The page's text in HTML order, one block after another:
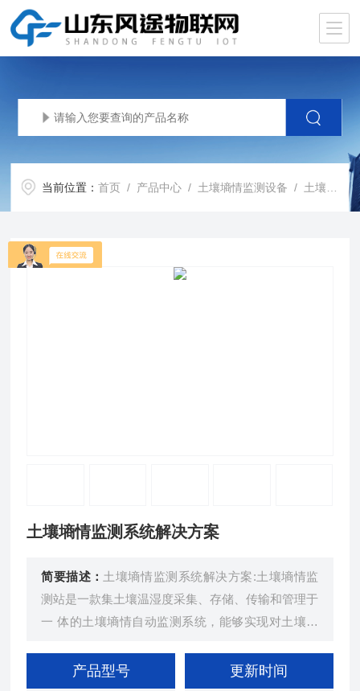
当前位置：首页 / 产品中心 / 土壤墒情监测设备 / 土壤墒情监测站
土壤墒情监测系统解决方案
简要描述： 土壤墒情监测系统解决方案:土壤墒情监
测站是一款集土壤温湿度采集、存储、传输和管理于
一 体的土壤墒情自动监测系统，能够实现对土壤墒
产品型号 更新时间